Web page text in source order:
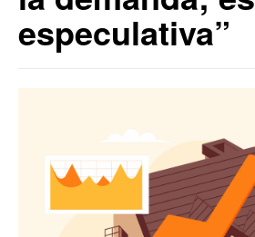
especulativa”